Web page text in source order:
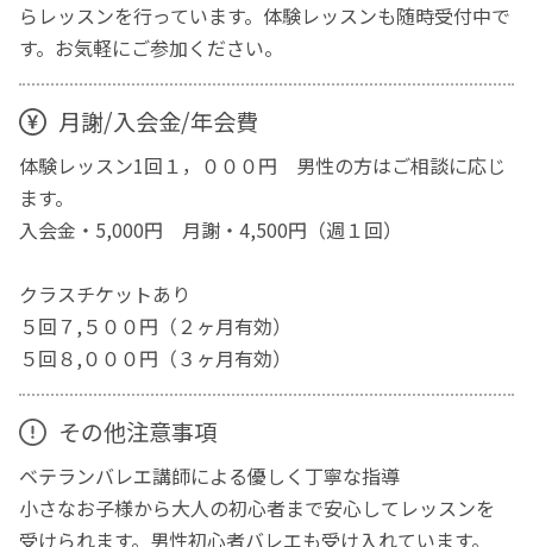
らレッスンを行っています。体験レッスンも随時受付中で
す。お気軽にご参加ください。
月謝/入会金/年会費
体験レッスン1回１，０００円 男性の方はご相談に応じ
ます。
入会金・5,000円 月謝・4,500円（週１回）
クラスチケットあり
５回７,５００円（２ヶ月有効）
５回８,０００円（３ヶ月有効）
その他注意事項
ベテランバレエ講師による優しく丁寧な指導
小さなお子様から大人の初心者まで安心してレッスンを
受けられます。男性初心者バレエも受け入れています。